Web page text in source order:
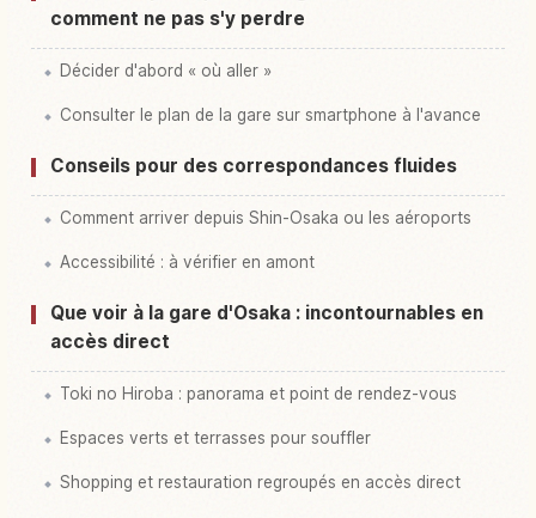
comment ne pas s'y perdre
Décider d'abord « où aller »
Consulter le plan de la gare sur smartphone à l'avance
Conseils pour des correspondances fluides
Comment arriver depuis Shin-Osaka ou les aéroports
Accessibilité : à vérifier en amont
Que voir à la gare d'Osaka : incontournables en
accès direct
Toki no Hiroba : panorama et point de rendez-vous
Espaces verts et terrasses pour souffler
Shopping et restauration regroupés en accès direct